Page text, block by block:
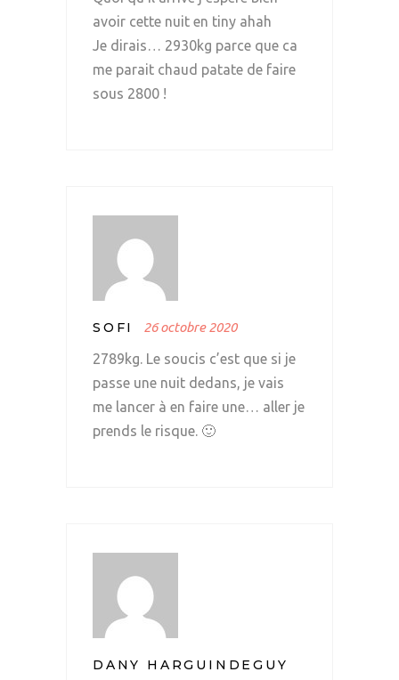
avoir cette nuit en tiny ahah
Je dirais… 2930kg parce que ca
me parait chaud patate de faire
sous 2800 !
SOFI 26 octobre 2020
2789kg. Le soucis c’est que si je
passe une nuit dedans, je vais
me lancer à en faire une… aller je
prends le risque. 🙂
DANY HARGUINDEGUY